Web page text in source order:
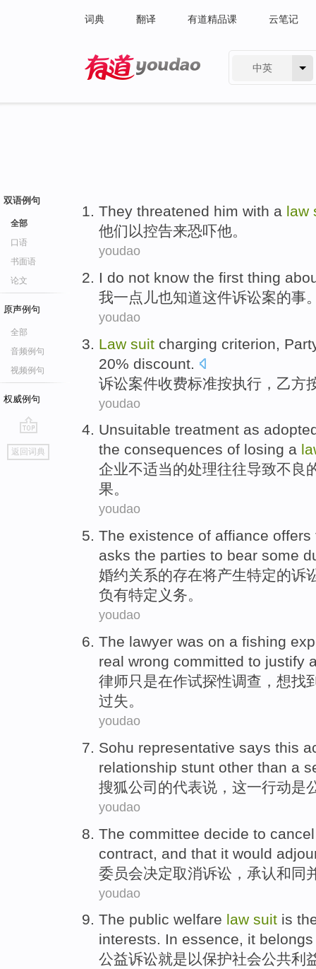
词典 翻译 有道精品课 云笔记
中英
双语例句
全部
口语
书面语
论文
原声例句
全部
音频例句
视频例句
权威例句
go
top
返回词典
They threatened him with a law
他们 以控告来恐吓他。
youdao
I do not know the first thing
我一点儿也知道这件诉讼案的事
youdao
Law suit charging criterion
20% discount.
诉讼案件收费标准按执行， 乙方
youdao
Unsuitable treatment as
the consequences of losing a
企业不适当的处理往往导致不良
果。
youdao
The existence of affiance
asks the parties to bear some
婚约关系的存在将产生特定的诉
负有特定义务。
youdao
The lawyer was on a fishing
real wrong committed to justify
律师只是在作试探性调查， 想找
过失。
youdao
Sohu representative says this
relationship stunt other than a
搜狐公司 的代表说， 这一行动是
youdao
The committee decide to cancel
contract, and that it would
委员会决定取消诉讼 ，承认和 同
youdao
The public welfare law suit is
interests. In essence, it
公益诉讼就是以保护社会公共利